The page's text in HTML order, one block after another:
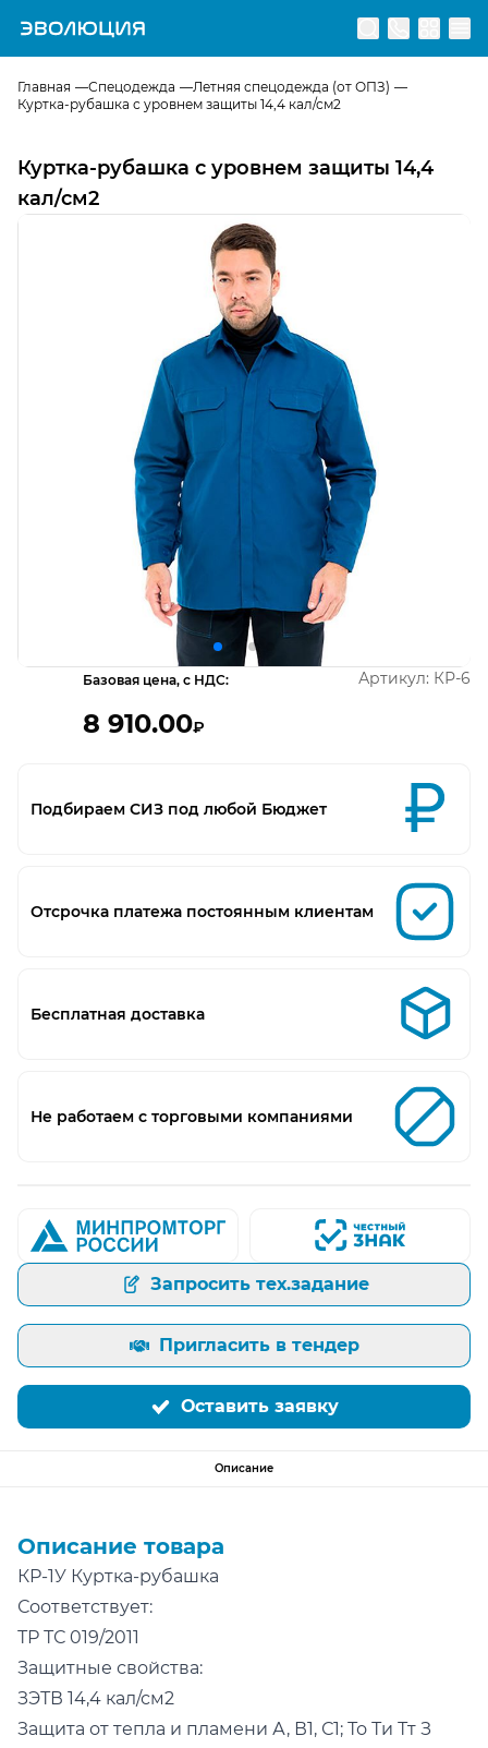
Перейти на главную страницу
Главная Спецодежда
Летняя спецодежда (от ОПЗ)
Куртка-рубашка с уровнем защиты 14,4 кал/см2
Открыть изображение
Куртка-рубашка с уровнем защиты 14,4
кал/см2
Базовая цена, с НДС:
8 910.00₽
Артикул: КР-6
Подбираем СИЗ под любой Бюджет
Отсрочка платежа постоянным клиентам
Бесплатная доставка
Не работаем с торговыми компаниями
Запросить тех.задание
Пригласить в тендер
Оставить заявку
Описание
Описание товара
КР-1У Куртка-рубашка
Соответствует:
ТР ТС 019/2011
Защитные свойства:
ЗЭТВ 14,4 кал/см2
Защита от тепла и пламени А, В1, С1; То Ти Тт З